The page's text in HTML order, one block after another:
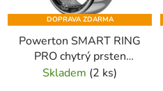
DOPRAVA ZDARMA
Powerton SMART RING
PRO chytrý prsten
velikost 8, stříbrný
Skladem (2 ks)